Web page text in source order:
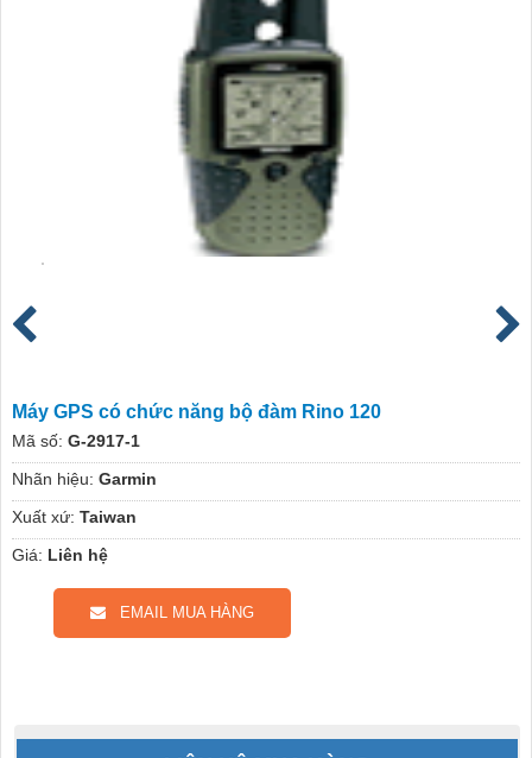
Máy GPS có chức năng bộ đàm Rino 120
Mã số: G-2917-1
Nhãn hiệu: Garmin
Xuất xứ: Taiwan
Giá: Liên hệ
EMAIL MUA HÀNG